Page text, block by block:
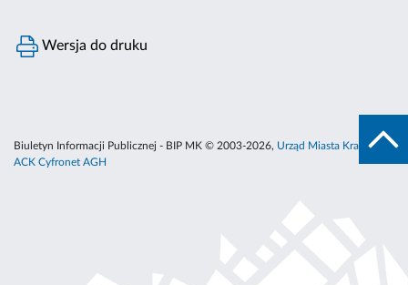
Wersja do druku
Biuletyn Informacji Publicznej - BIP MK © 2003-2026, Urząd Miasta Krakowa
ACK Cyfronet AGH